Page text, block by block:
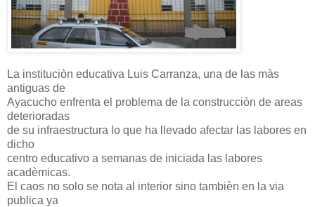
La instituciòn educativa Luis Carranza, una de las màs
antiguas de
Ayacucho enfrenta el problema de la construcciòn de areas
deterioradas
de su infraestructura lo que ha llevado afectar las labores en
dicho
centro educativo a semanas de iniciada las labores
acadèmicas.
El caos no solo se nota al interior sino tambièn en la via
publica ya